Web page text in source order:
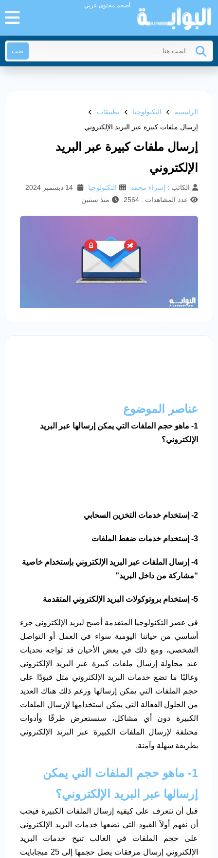
أضخم محتوى عربي
بحث
الرئيسية التكنولوجيا
تطبيقات
إرسال ملفات كبيرة عبر البريد الإلكتروني
إرسال ملفات كبيرة عبر البريد
الإلكتروني
الكاتب : إسراء محمد التكنولوجيا
عدد المشاهدات : 2564
منذ سنتين
عناصر الموضوع
1- ماهو حجم الملفات التي يمكن إرسالها عبر البريد
الإلكتروني؟
2- إستخدام خدمات التخزين السحابي
3- إستخدام خدمات ضغط الملفات
4- إرسال الملفات عبر البريد الإلكتروني بإستخدام خاصية
“مشاركة من داخل البريد”
5- إستخدام بروتوكولات البريد الإلكتروني المتقدمة
في عصر التكنولوجيا المتقدمة أصبح لبريد الإلكتروني جزء
أساسي من حياتنا اليومية سواء في العمل أو التواصل
الشخصي، ومع ذلك في بعض الأحيان قد تواجه تحديات
عند محاولة إرسال ملفات كبيرة عبر البريد الإلكتروني
وغالبًا ما تضع خدمات البريد الإلكتروني مثل قيودًا على
حجم الملفات التي يمكن إرسالها ورغم ذلك هناك العديد
من الحلول الفعالة التي يمكن استخدامها لإرسال الملفات
الكبيرة دون أي مشاكل، سنستعرض طرقًا وأدوات
مختلفة لإرسال الملفات الكبيرة عبر البريد الإلكتروني
بطريقة سهلة وآمنة.
1- ماهو حجم الملفات التي يمكن
إرسالها عبر البريد الإلكتروني؟
قبل أن نتعرف على كيفية إرسال الملفات الكبيرة فيجب
أن نفهم أولاً القيود التي تضعها خدمات البريد الإلكتروني
على حجم الملفات في الغالب تتيح خدمات البريد
الإلكتروني إرسال مرفقات يصل حجمها إلى 25 ميجابايت